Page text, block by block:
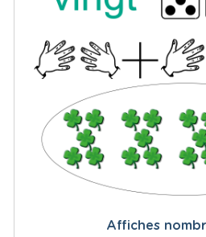
Affiches